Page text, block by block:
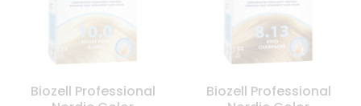
Biozell Professional
Biozell Professional